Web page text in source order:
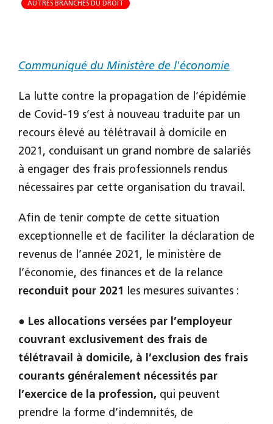
AUTRES BRANCHES DU DROIT
Communiqué du Ministère de l'économie
La lutte contre la propagation de l’épidémie
de Covid-19 s’est à nouveau traduite par un
recours élevé au télétravail à domicile en
2021, conduisant un grand nombre de salariés
à engager des frais professionnels rendus
nécessaires par cette organisation du travail.
Afin de tenir compte de cette situation
exceptionnelle et de faciliter la déclaration de
revenus de l’année 2021, le ministère de
l’économie, des finances et de la relance
reconduit pour 2021 les mesures suivantes :
● Les allocations versées par l’employeur
couvrant exclusivement des frais de
télétravail à domicile, à l’exclusion des frais
courants généralement nécessités par
l’exercice de la profession, qui peuvent
prendre la forme d’indemnités, de